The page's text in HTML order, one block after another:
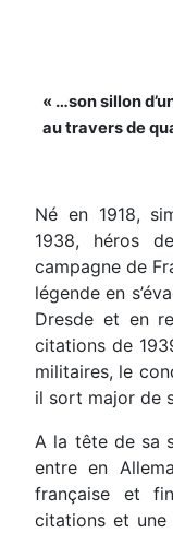
« …son sillon
au travers de
Né en 1918,
1938, héros
campagne de
légende en
Dresde et en
citations de
militaires, le
il sort major de
A la tête de sa
entre en
française et
citations et une